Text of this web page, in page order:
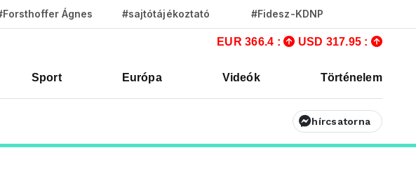
Ágnes #sajtótájékoztató #Fidesz-KDNP
EUR 366.4 : USD 317.95 :
Sport Európa Videók Történelem
hírcsatorna